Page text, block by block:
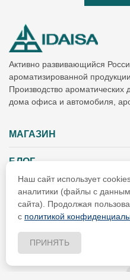
Активно развивающийся
ароматизированной
Производство
дома офиса и автомобиля,
МАГАЗИН
БЛОГ
ИНФОРМАЦИЯ
РЕКВИЗИТЫ
Наш сайт использует
аналитики (файлы с
сайта). Продолжая
с политикой
ПРИНЯТЬ